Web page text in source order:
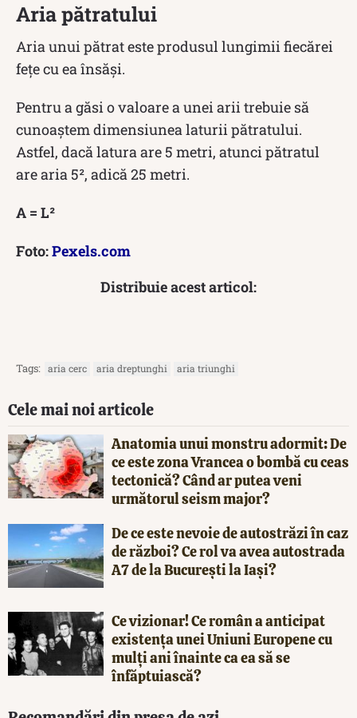
Aria pătratului
Aria unui pătrat este produsul lungimii fiecărei
fețe cu ea însăși.
Pentru a găsi o valoare a unei arii trebuie să
cunoaștem dimensiunea laturii pătratului.
Astfel, dacă latura are 5 metri, atunci pătratul
are aria 5², adică 25 metri.
A = L²
Foto:Pexels.com
Distribuie acest articol:
Tags: aria cerc aria dreptunghi aria triunghi
Cele mai noi articole
Anatomia unui monstru adormit: De
ce este zona Vrancea o bombă cu ceas
tectonică? Când ar putea veni
următorul seism major?
De ce este nevoie de autostrăzi în caz
de război? Ce rol va avea autostrada
A7 de la București la Iași?
Ce vizionar! Ce român a anticipat
existența unei Uniuni Europene cu
mulți ani înainte ca ea să se
înfăptuiască?